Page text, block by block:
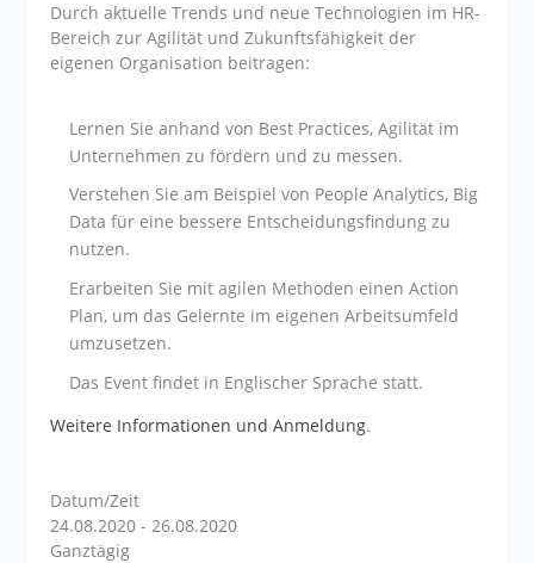
Durch aktuelle Trends und neue Technologien im HR-
Bereich zur Agilität und Zukunftsfähigkeit der
eigenen Organisation beitragen:
Lernen Sie anhand von Best Practices, Agilität im
Unternehmen zu fördern und zu messen.
Verstehen Sie am Beispiel von People Analytics, Big
Data für eine bessere Entscheidungsfindung zu
nutzen.
Erarbeiten Sie mit agilen Methoden einen Action
Plan, um das Gelernte im eigenen Arbeitsumfeld
umzusetzen.
Das Event findet in Englischer Sprache statt.
Weitere Informationen und Anmeldung.
Datum/Zeit
24.08.2020 - 26.08.2020
Ganztägig